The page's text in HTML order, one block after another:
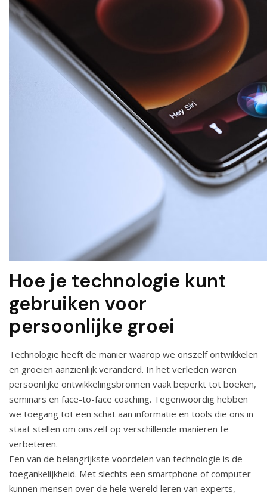
Hoe je technologie kunt
gebruiken voor
persoonlijke groei
Technologie heeft de manier waarop we onszelf ontwikkelen
en groeien aanzienlijk veranderd. In het verleden waren
persoonlijke ontwikkelingsbronnen vaak beperkt tot boeken,
seminars en face-to-face coaching. Tegenwoordig hebben
we toegang tot een schat aan informatie en tools die ons in
staat stellen om onszelf op verschillende manieren te
verbeteren.
Een van de belangrijkste voordelen van technologie is de
toegankelijkheid. Met slechts een smartphone of computer
kunnen mensen over de hele wereld leren van experts,